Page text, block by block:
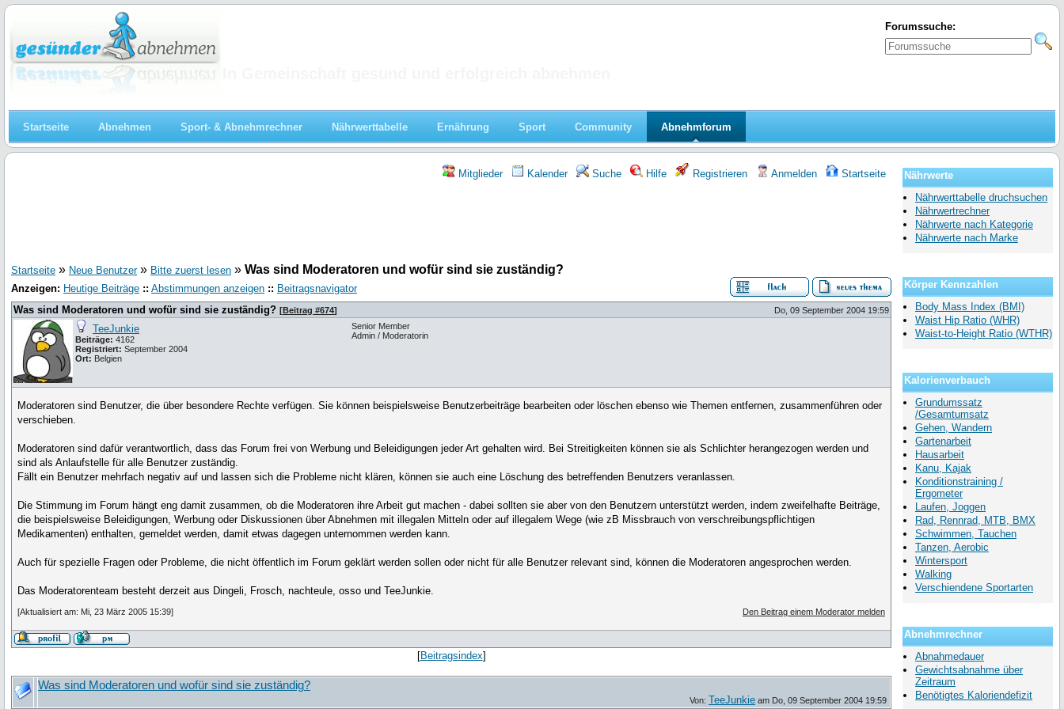
Forumssuche:
Startseite Abnehmen Sport- & Abnehmrechner Nährwerttabelle Ernährung Sport Community Abnehmforum
Mitglieder Kalender Suche Hilfe Registrieren Anmelden Startseite
Startseite » Neue Benutzer» Bitte zuerst lesen » Was sind Moderatoren und wofür sind sie zuständig?
Anzeigen: Heutige Beiträge :: Abstimmungen anzeigen :: Beitragsnavigator
Was sind Moderatoren und wofür sind sie zuständig? [Beitrag #674] Do, 09 September 2004 19:59
TeeJunkie
Beiträge: 4162
Registriert: September 2004
Ort: Belgien
Senior Member
Admin / Moderatorin
Moderatoren sind Benutzer, die über besondere Rechte verfügen. Sie können beispielsweise Benutzerbeiträge bearbeiten oder löschen ebenso wie Themen entfernen, zusammenführen oder
verschieben.
Moderatoren sind dafür verantwortlich, dass das Forum frei von Werbung und Beleidigungen jeder Art gehalten wird. Bei Streitigkeiten können sie als Schlichter herangezogen werden und
sind als Anlaufstelle für alle Benutzer zuständig.
Fällt ein Benutzer mehrfach negativ auf und lassen sich die Probleme nicht klären, können sie auch eine Löschung des betreffenden Benutzers veranlassen.
Die Stimmung im Forum hängt eng damit zusammen, ob die Moderatoren ihre Arbeit gut machen - dabei sollten sie aber von den Benutzern unterstützt werden, indem zweifelhafte Beiträge,
die beispielsweise Beleidigungen, Werbung oder Diskussionen über Abnehmen mit illegalen Mitteln oder auf illegalem Wege (wie zB Missbrauch von verschreibungspflichtigen
Medikamenten) enthalten, gemeldet werden, damit etwas dagegen unternommen werden kann.
Auch für spezielle Fragen oder Probleme, die nicht öffentlich im Forum geklärt werden sollen oder nicht für alle Benutzer relevant sind, können die Moderatoren angesprochen werden.
Das Moderatorenteam besteht derzeit aus Dingeli, Frosch, nachteule, osso und TeeJunkie.
[Aktualisiert am: Mi, 23 März 2005 15:39] Den Beitrag einem Moderator melden
[Beitragsindex]
Was sind Moderatoren und wofür sind sie zuständig?
Von: TeeJunkie am Do, 09 September 2004 19:59
Nährwerte
Nährwerttabelle druchsuchen
Nährwertrechner
Nährwerte nach Kategorie
Nährwerte nach Marke
Körper Kennzahlen
Body Mass Index (BMI)
Waist Hip Ratio (WHR)
Waist-to-Height Ratio (WTHR)
Kalorienverbauch
Grundumssatz
/Gesamtumsatz
Gehen, Wandern
Gartenarbeit
Hausarbeit
Kanu, Kajak
Konditionstraining /
Ergometer
Laufen, Joggen
Rad, Rennrad, MTB, BMX
Schwimmen, Tauchen
Tanzen, Aerobic
Wintersport
Walking
Verschiendene Sportarten
Abnehmrechner
Abnahmedauer
Gewichtsabnahme über
Zeitraum
Benötigtes Kaloriendefizit